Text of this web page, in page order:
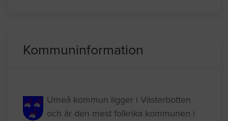
Kommuninformation
Umeå kommun ligger i Västerbotten
och är den mest folkrika kommunen i